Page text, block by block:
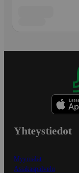
Yhteystiedot
Myymälät
Asiakaspalvelu